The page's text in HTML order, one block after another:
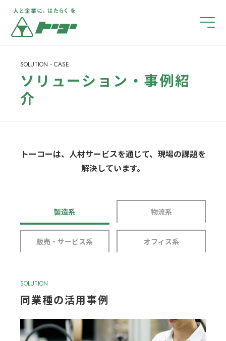
ホーム
企業のご担当者様へ
障がい者雇用について
お知らせ
SOLUTION・CASE
ソリューション・事例紹
介
トーコーは、人材サービスを通じて、現場の課題を
解決しています。
製造系 物流系
販売・サービス系 オフィス系
SOLUTION
同業種の活用事例